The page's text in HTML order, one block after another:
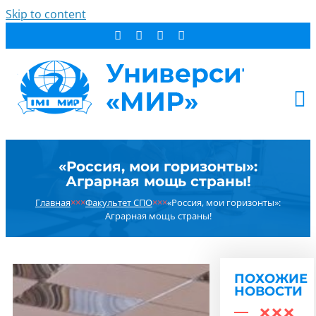
Skip to content
СТУДЕНТУ
ДОПОБРАЗОВАНИЕ
ОБ УНИВЕРСИТЕТЕ
НОВОСТИ
РЕЗУЛЬТАТ ПОИСКА:
«Россия, мои горизонты»:
Аграрная мощь страны!
Главная×××Факультет СПО×××«Россия, мои горизонты»:
Аграрная мощь страны!
ПОХОЖИЕ
НОВОСТИ